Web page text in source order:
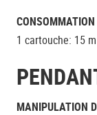
CONSOMMATION
1 cartouche: 15
MANIPULATION